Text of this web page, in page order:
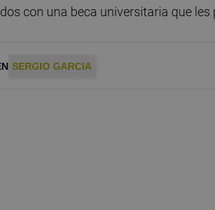
con una beca universitaria que
SERGIO GARCIA